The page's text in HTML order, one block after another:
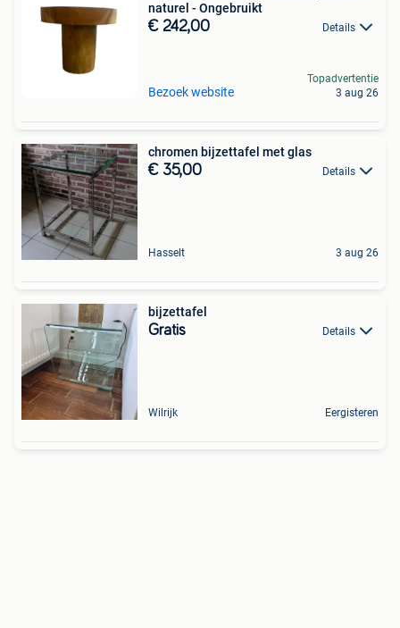
naturel - Ongebruikt
€ 242,00 Details
Bezoek website
Topadvertentie
3 aug 26
chromen bijzettafel met glas
€ 35,00 Details
Hasselt 3 aug 26
bijzettafel
Gratis Details
Wilrijk Eergisteren